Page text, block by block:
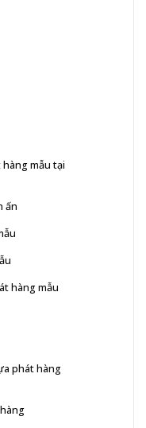
mẫu tại
ấn
hàng mẫu
phát hàng